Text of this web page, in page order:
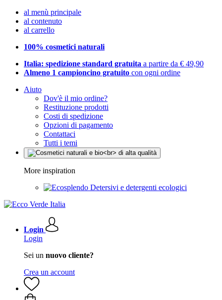
al menù principale
al contenuto
al carrello
100% cosmetici naturali
Italia: spedizione standard gratuita a partire da € 49,90
Almeno 1 campioncino gratuito con ogni ordine
Aiuto
Dov'è il mio ordine?
Restituzione prodotti
Costi di spedizione
Opzioni di pagamento
Contattaci
Tutti i temi
More inspiration
Detersivi e detergenti ecologici
Login
Login
Sei un nuovo cliente?
Crea un account